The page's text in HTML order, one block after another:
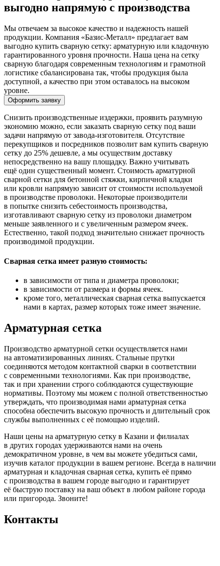
выгодно напрямую с производства
Мы отвечаем за высокое качество и надежность нашей
продукции. Компания «Базис-Металл» предлагает вам
выгодно купить сварную сетку: арматурную или кладочную
гарантированного уровня прочности. Наша цена на сетку
сварную благодаря современным технологиям и грамотной
логистике сбалансирована так, чтобы продукция была
доступной, а качество при этом оставалось на высоком
уровне.
Оформить заявку
Снизить производственные издержки, проявить разумную
экономию можно, если заказать сварную сетку под ваши
задачи напрямую от завода-изготовителя. Отсутствие
перекупщиков и посредников позволит вам купить сварную
сетку до 25% дешевле, а мы осуществим доставку
непосредственно на вашу площадку. Важно учитывать
ещё один существенный момент. Стоимость арматурной
сварной сетки для бетонной стяжки, кирпичной кладки
или кровли напрямую зависит от стоимости используемой
в производстве проволоки. Некоторые производители
в попытке снизить себестоимость производства,
изготавливают сварную сетку из проволоки диаметром
меньше заявленного и с увеличенным размером ячеек.
Естественно, такой подход значительно снижает прочность
производимой продукции.
Сварная сетка имеет разную стоимость:
в зависимости от типа и диаметра проволоки;
в зависимости от размера и формы ячеек.
кроме того, металлическая сварная сетка выпускается
нами в картах, размер которых тоже имеет значение.
Арматурная сетка
Производство арматурной сетки осуществляется нами
на автоматизированных линиях. Стальные прутки
соединяются методом контактной сварки в соответствии
с современными технологиями. Как при производстве,
так и при хранении строго соблюдаются существующие
нормативы. Поэтому мы можем с полной ответственностью
утверждать, что производимая нами арматурная сетка
способна обеспечить высокую прочность и длительный срок
службы выполненных с её помощью изделий.
Наши цены на арматурную сетку в Казани и филиалах
в других городах удерживаются нами на очень
демократичном уровне, в чем вы можете убедиться сами,
изучив каталог продукции в вашем регионе. Всегда в наличии
арматурная и кладочная сварная сетка, купить её прямо
с производства в вашем городе выгодно и гарантирует
её быструю поставку на ваш объект в любом районе города
или пригорода. Звоните!
Контакты